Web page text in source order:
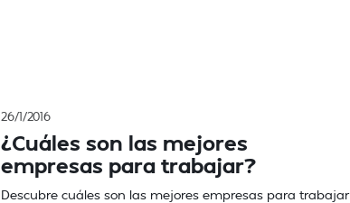
26/1/2016
¿Cuáles son las mejores
empresas para trabajar?
Descubre cuáles son las mejores empresas para trabajar